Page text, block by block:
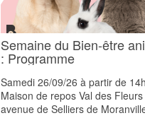
Semaine du Bien-être
: Programme
Samedi 26/09/26 à partir de 14h
Maison de repos Val des
avenue de Selliers de